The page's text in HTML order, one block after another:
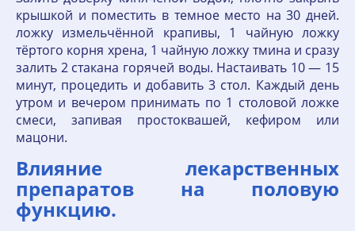
крышкой и поместить в темное место на 30 дней.
ложку измельчённой крапивы, 1 чайную ложку
тёртого корня хрена, 1 чайную ложку тмина и сразу
залить 2 стакана горячей воды. Настаивать 10 — 15
минут, процедить и добавить 3 стол. Каждый день
утром и вечером принимать по 1 столовой ложке
смеси, запивая простоквашей, кефиром или
мацони.
Влияние лекарственных
препаратов на половую
функцию.